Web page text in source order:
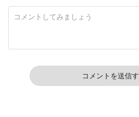
コメントを送信